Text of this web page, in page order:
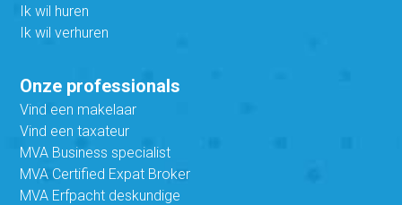
Ik wil huren
Ik wil verhuren
Onze professionals
Vind een makelaar
Vind een taxateur
MVA Business specialist
MVA Certified Expat Broker
MVA Erfpacht deskundige